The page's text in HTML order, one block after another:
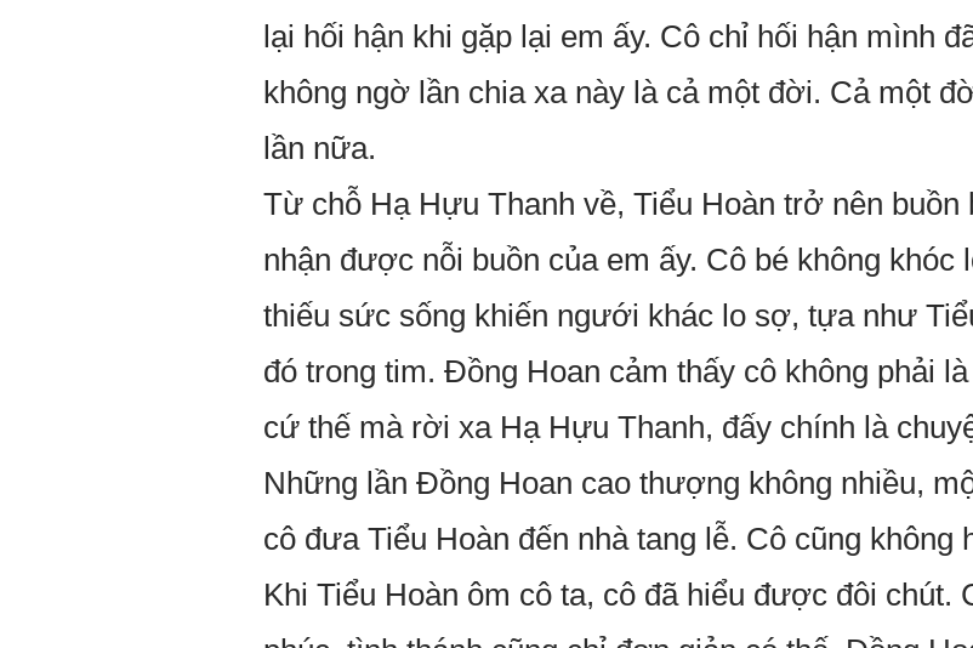
lại hối hận khi gặp lại em ấy. Cô chỉ hối hận mình
không ngờ lần chia xa này là cả một đời. Cả một
lần nữa.
Từ chỗ Hạ Hựu Thanh về, Tiểu Hoàn trở nên
nhận được nỗi buồn của em ấy. Cô bé không khóc
thiếu sức sống khiến ngưới khác lo sợ, tựa như
đó trong tim. Đồng Hoan cảm thấy cô không phải
cứ thế mà rời xa Hạ Hựu Thanh, đấy chính là
Những lần Đồng Hoan cao thượng không nhiều,
cô đưa Tiểu Hoàn đến nhà tang lễ. Cô cũng không
Khi Tiểu Hoàn ôm cô ta, cô đã hiểu được đôi chút.